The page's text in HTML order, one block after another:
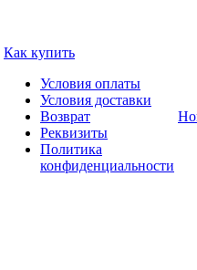
Как купить
Условия оплаты
Условия доставки
Возврат
Реквизиты
Политика
конфиденциальности